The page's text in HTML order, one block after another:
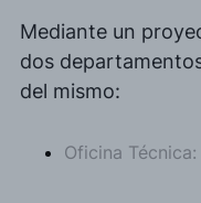
Mediante un
dos
del mismo:
Oficina Técnica: